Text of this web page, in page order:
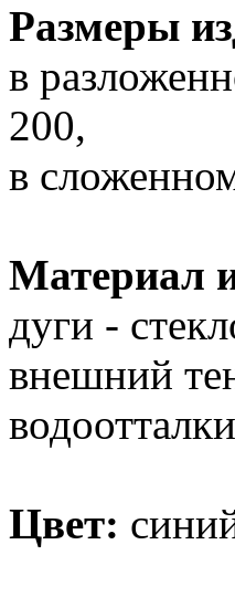
Размеры
в
200,
в
Материал
дуги -
внешний
Цвет: